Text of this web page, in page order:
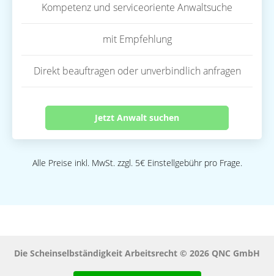
Kompetenz und serviceoriente Anwaltsuche
mit Empfehlung
Direkt beauftragen oder unverbindlich anfragen
Jetzt Anwalt suchen
Alle Preise inkl. MwSt. zzgl. 5€ Einstellgebühr pro Frage.
Die Scheinselbständigkeit Arbeitsrecht © 2026 QNC GmbH